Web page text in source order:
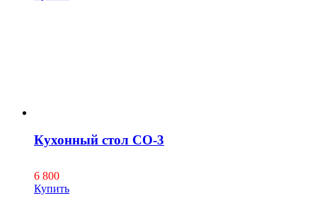
Кухонный стол СО-3
6 800
Купить